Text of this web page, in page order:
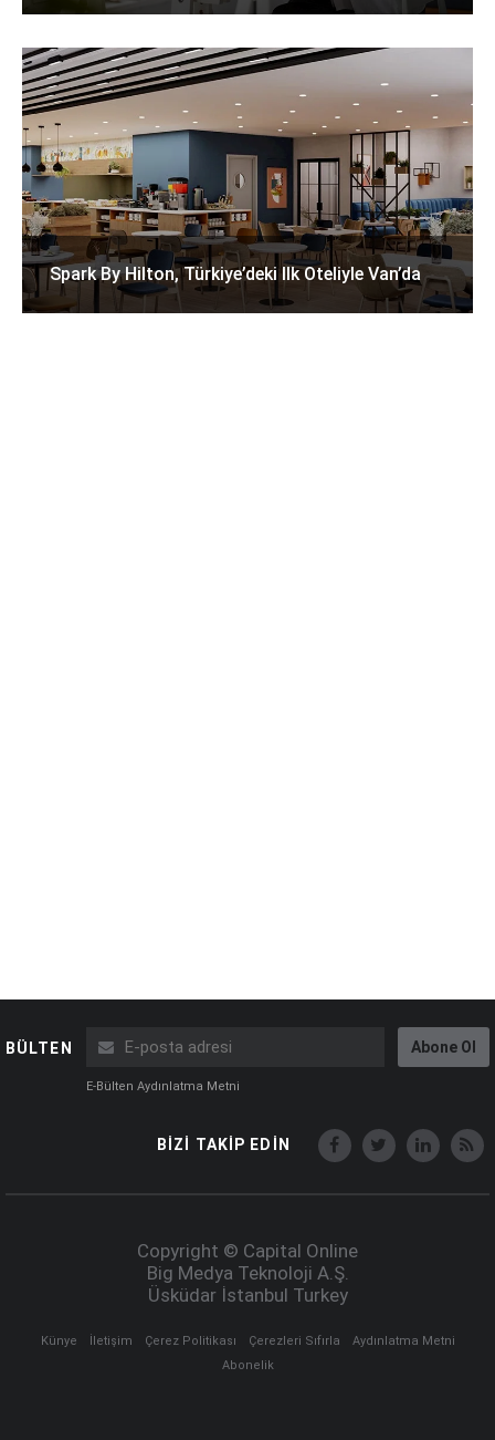
Spark By Hilton, Türkiye’deki Ilk Oteliyle Van’da
BÜLTEN Abone Ol
E-Bülten Aydınlatma Metni
BİZİ TAKİP EDİN
Copyright © Capital Online
Big Medya Teknoloji A.Ş.
Üsküdar İstanbul Turkey
Künye İletişim Çerez Politikası Çerezleri Sıfırla
Aydınlatma Metni
Abonelik